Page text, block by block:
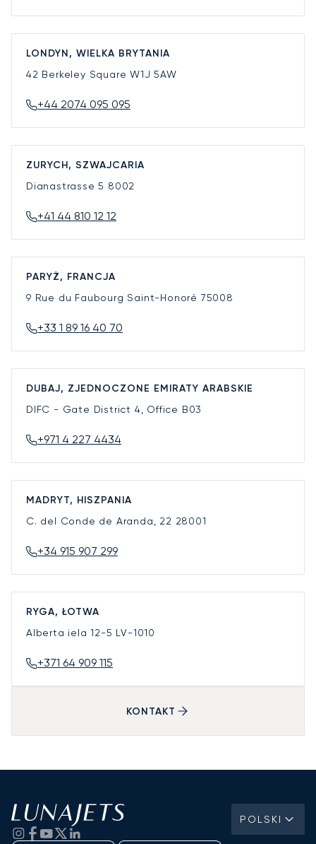
LONDYN, WIELKA BRYTANIA
42 Berkeley SquareW1J 5AW
+44 2074 095 095
ZURYCH, SZWAJCARIA
Dianastrasse 5 8002
+41 44 810 12 12
PARYŻ, FRANCJA
9 Rue du Faubourg Saint-Honoré 75008
+33 1 89 16 40 70
DUBAJ, ZJEDNOCZONE EMIRATY ARABSKIE
DIFC - Gate District 4, Office B03
+971 4 227 4434
MADRYT, HISZPANIA
C. del Conde de Aranda, 22 28001
+34 915 907 299
RYGA, ŁOTWA
Alberta iela 12-5 LV-1010
+371 64 909 115
KONTAKT
POLSKI